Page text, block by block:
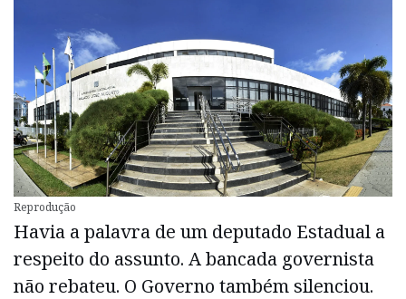
Reprodução
Havia a palavra de um deputado Estadual a
respeito do assunto. A bancada governista
não rebateu. O Governo também silenciou.